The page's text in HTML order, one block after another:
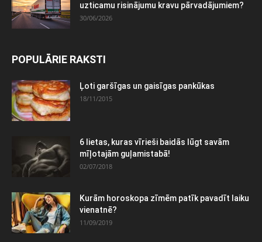
uzticamu risinājumu kravu pārvadājumiem?
30/06/2026
POPULĀRIE RAKSTI
Ļoti garšīgas un gaisīgas pankūkas
18/11/2015
6 lietas, kuras vīrieši baidās lūgt savām
mīļotajām guļamistabā!
02/07/2018
Kurām horoskopa zīmēm patīk pavadīt laiku
vienatnē?
11/09/2019